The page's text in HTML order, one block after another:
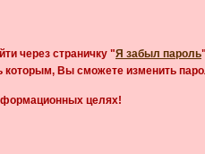
через страничку "Я забыл пароль
которым, Вы сможете изменить
целях!